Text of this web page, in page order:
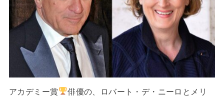
アカデミー賞
俳優の、ロバート・デ・ニーロとメリ